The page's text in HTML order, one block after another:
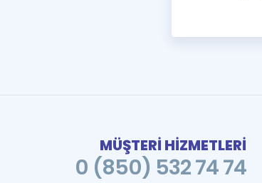
MÜŞTERİ HİZMETLERİ
0 (850) 532 74 74